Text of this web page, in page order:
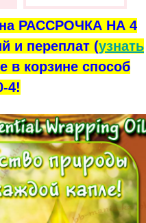
РАССРОЧКА НА 4
и переплат (узнать
в корзине способ
4!